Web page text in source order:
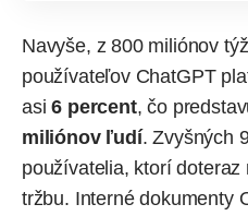
Navyše, z 800 miliónov
používateľov ChatGPT
asi 6 percent, čo
miliónov ľudí. Zvyšných
používatelia, ktorí doteraz
tržbu. Interné dokumenty